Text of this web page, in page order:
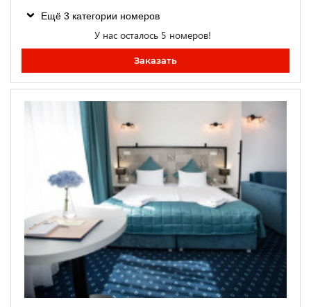
Ещё 3 категории номеров
У нас осталось 5 номеров!
Заказать